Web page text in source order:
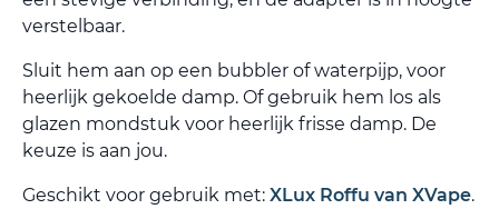
verstelbaar.
Sluit hem aan op een bubbler of waterpijp, voor
heerlijk gekoelde damp. Of gebruik hem los als
glazen mondstuk voor heerlijk frisse damp. De
keuze is aan jou.
Geschikt voor gebruik met: XLux Roffu van XVape.